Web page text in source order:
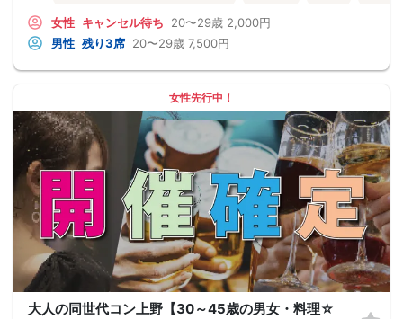
女性 キャンセル待ち 20〜29歳 2,000円
男性 残り3席 20〜29歳 7,500円
女性先行中！
大人の同世代コン上野【30～45歳の男女・料理☆